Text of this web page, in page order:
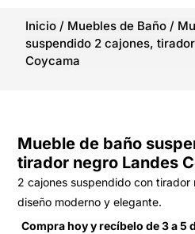
Inicio / Muebles de Baño /
suspendido 2 cajones,
Coycama
Mueble de baño
tirador negro Landes
2 cajones suspendido con tirador
diseño moderno y elegante.
Compra hoy y recíbelo de 3 a 5